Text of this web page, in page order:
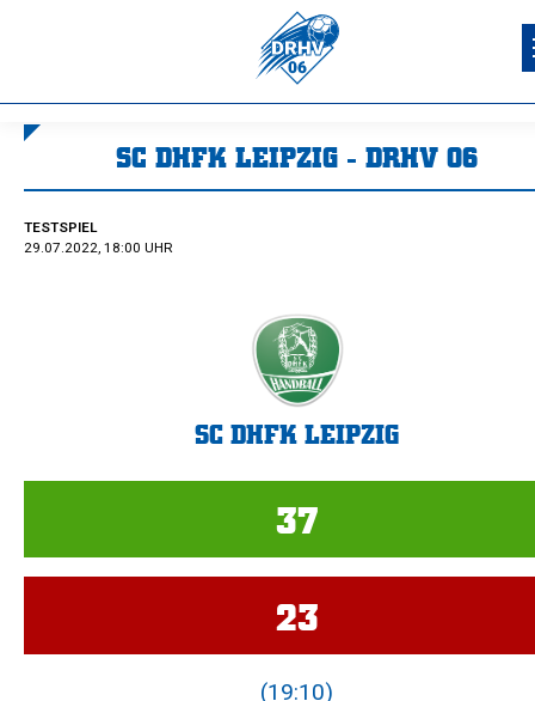
SC DHFK LEIPZIG - DRHV 06
TESTSPIEL
29.07.2022, 18:00 UHR
SC DHFK LEIPZIG
37
23
(19:10)